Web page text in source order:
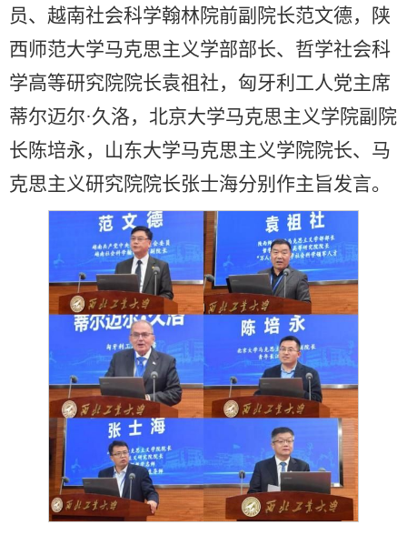
员、越南社会科学翰林院前副院长范文德，陕
西师范大学马克思主义学部部长、哲学社会科
学高等研究院院长袁祖社，匈牙利工人党主席
蒂尔迈尔·久洛，北京大学马克思主义学院副院
长陈培永，山东大学马克思主义学院院长、马
克思主义研究院院长张士海分别作主旨发言。